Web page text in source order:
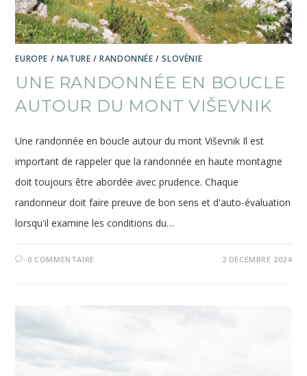
EUROPE / NATURE /RANDONNÉE /SLOVÉNIE
UNE RANDONNÉE EN BOUCLE
AUTOUR DU MONT VIŠEVNIK
Une randonnée en boucle autour du mont Viševnik Il est
important de rappeler que la randonnée en haute montagne
doit toujours être abordée avec prudence. Chaque
randonneur doit faire preuve de bon sens et d'auto-évaluation
lorsqu'il examine les conditions du…
0 COMMENTAIRE 2 DÉCEMBRE 2024